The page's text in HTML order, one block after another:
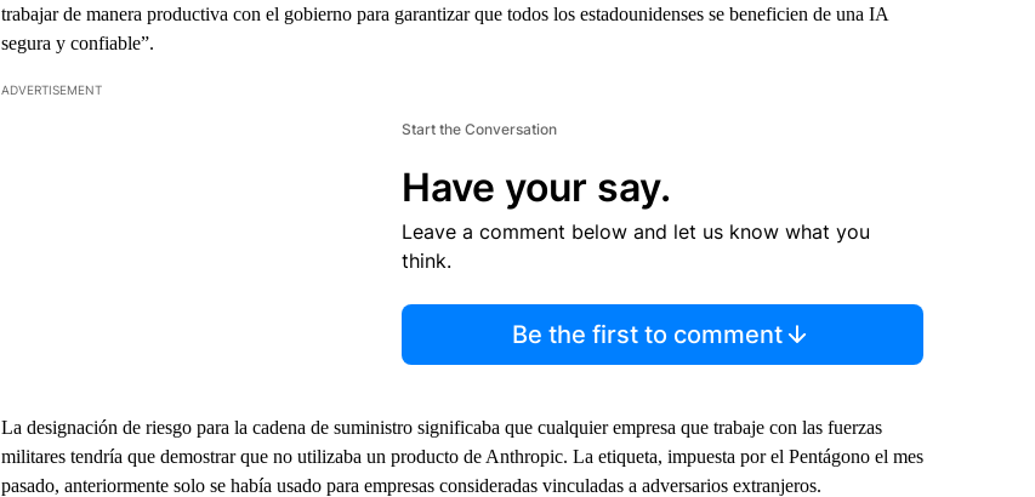
trabajar de manera productiva con el gobierno para garantizar que todos los estadounidenses se beneficien de una IA
segura y confiable”.
ADVERTISEMENT
Start the Conversation
Have your say.
Leave a comment below and let us know what you
think.
Be the first to comment
La designación de riesgo para la cadena de suministro significaba que cualquier empresa que trabaje con las fuerzas
militares tendría que demostrar que no utilizaba un producto de Anthropic. La etiqueta, impuesta por el Pentágono el mes
pasado, anteriormente solo se había usado para empresas consideradas vinculadas a adversarios extranjeros.